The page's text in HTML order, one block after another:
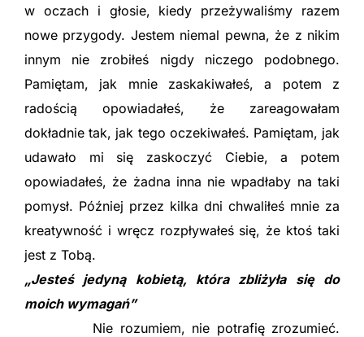
w oczach i głosie, kiedy przeżywaliśmy razem
nowe przygody. Jestem niemal pewna, że z nikim
innym nie zrobiłeś nigdy niczego podobnego.
Pamiętam, jak mnie zaskakiwałeś, a potem z
radością opowiadałeś, że zareagowałam
dokładnie tak, jak tego oczekiwałeś. Pamiętam, jak
udawało mi się zaskoczyć Ciebie, a potem
opowiadałeś, że żadna inna nie wpadłaby na taki
pomysł. Później przez kilka dni chwaliłeś mnie za
kreatywność i wręcz rozpływałeś się, że ktoś taki
jest z Tobą.
„Jesteś jedyną kobietą, która zbliżyła się do
moich wymagań”
Nie rozumiem, nie potrafię zrozumieć.